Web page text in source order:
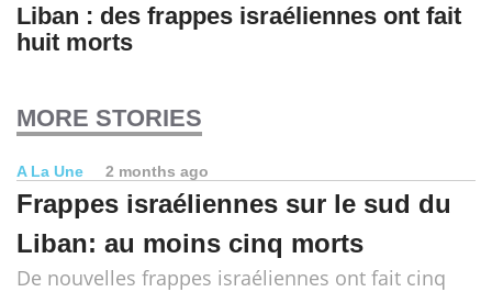
Liban : des frappes israéliennes ont fait
huit morts
MORE STORIES
A La Une 2 months ago
Frappes israéliennes sur le sud du
Liban: au moins cinq morts
De nouvelles frappes israéliennes ont fait cinq